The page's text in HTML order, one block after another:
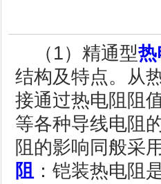
（1）精通型热
结构及特点。从
接通过热电阻阻
等各种导线电阻
阻的影响同般
阻 ：铠装热电阻